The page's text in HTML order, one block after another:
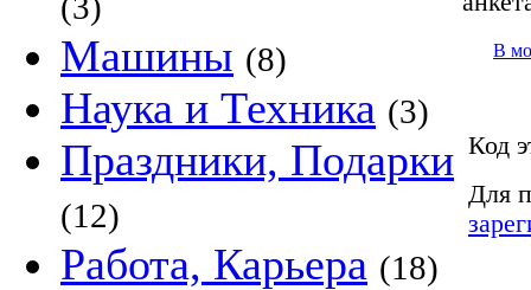
Машины (8)
Наука и Техника (3)
Праздники, Подарки
(12)
Работа, Карьера (18)
В
Код
Для